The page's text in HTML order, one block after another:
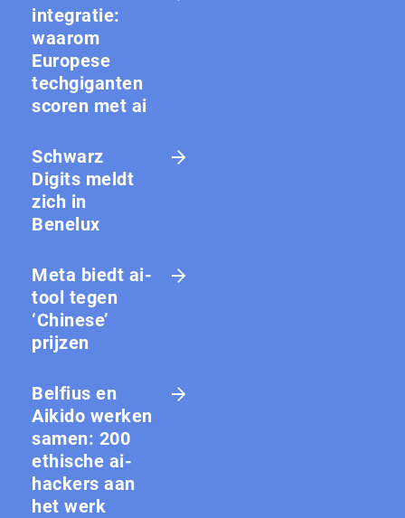
integratie:
waarom
Europese
techgiganten
scoren met ai
Schwarz
Digits meldt
zich in
Benelux
Meta biedt ai-
tool tegen
‘Chinese’
prijzen
Belfius en
Aikido werken
samen: 200
ethische ai-
hackers aan
het werk